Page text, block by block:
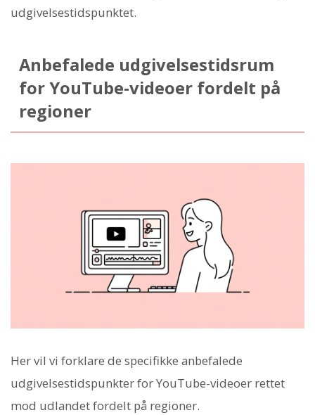
udgivelsestidspunktet.
Anbefalede udgivelsestidsrum
for YouTube-videoer fordelt på
regioner
Her vil vi forklare de specifikke anbefalede
udgivelsestidspunkter for YouTube-videoer rettet
mod udlandet fordelt på regioner.